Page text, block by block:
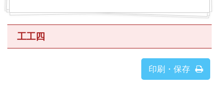
工工四
印刷・保存